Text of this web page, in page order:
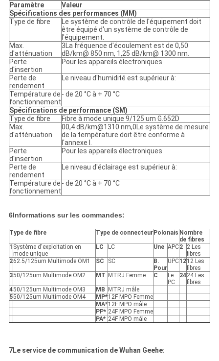
Paramètre
Valeur
Spécifications des performances (MM)
Type de fibre
Le système de contrôle de l'équipement doit
être équipé d'un système de contrôle de
l'équipement.
Max.
d'atténuation
3La fréquence d'écoulement est de 0,50
dB/km@ 850 nm, 1,25 dB/km@ 1300 nm.
Perte
d'insertion
Pour les appareils électroniques
Perte de
rendement
Le niveau d'humidité est supérieur à:
Température de
fonctionnement
- de 20 °C à + 70 °C
Spécifications de performance (SM)
Type de fibre
Fibre à mode unique 9/125 um G.652D
Max.
d'atténuation
00,4 dB/km@1310 nm,0Le système de mesure
de la température doit être conforme à
l'annexe I.
Perte
d'insertion
Pour les appareils électroniques
Perte de
rendement
Le niveau d'éclairage est supérieur à:
Température de
fonctionnement
- de 20 °C à + 70 °C
6Informations sur les commandes:
Type de fibre Type de connecteurPolonais Nombre
de fibres
1 Système d'exploitation en
mode unique
LC LC Une APC2
2 Les
fibres
262.5/125um Multimode OM1 SC SC
B.
Pour
UPC1212 Les
fibres
350/125um Multimode OM2 MT MTRJ Femme C
Le
PC
2424 Les
fibres
450/125um Multimode OM3 MB MTRJ mâle
550/125um Multimode OM4 MP*12F MPO Femme
MA*12F MPO mâle
PP* 24F MPO Femme
PA* 24F MPO mâle
7Le service de communication de Wuhan Geehe: